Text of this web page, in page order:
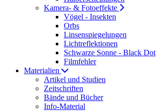
Kamera- & Fotoeffekte
Vögel - Insekten
Orbs
Linsenspiegelungen
Lichtreflektionen
Schwarze Sonne - Black Dot
Filmfehler
Materialien
Artikel und Studien
Zeitschriften
Bände und Bücher
Info-Material